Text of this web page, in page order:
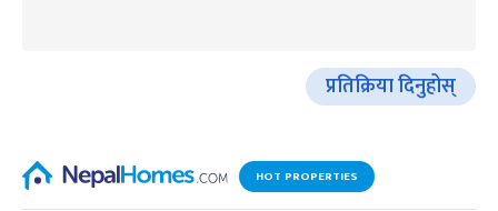
प्रतिक्रिया दिनुहोस्
HOT PROPERTIES